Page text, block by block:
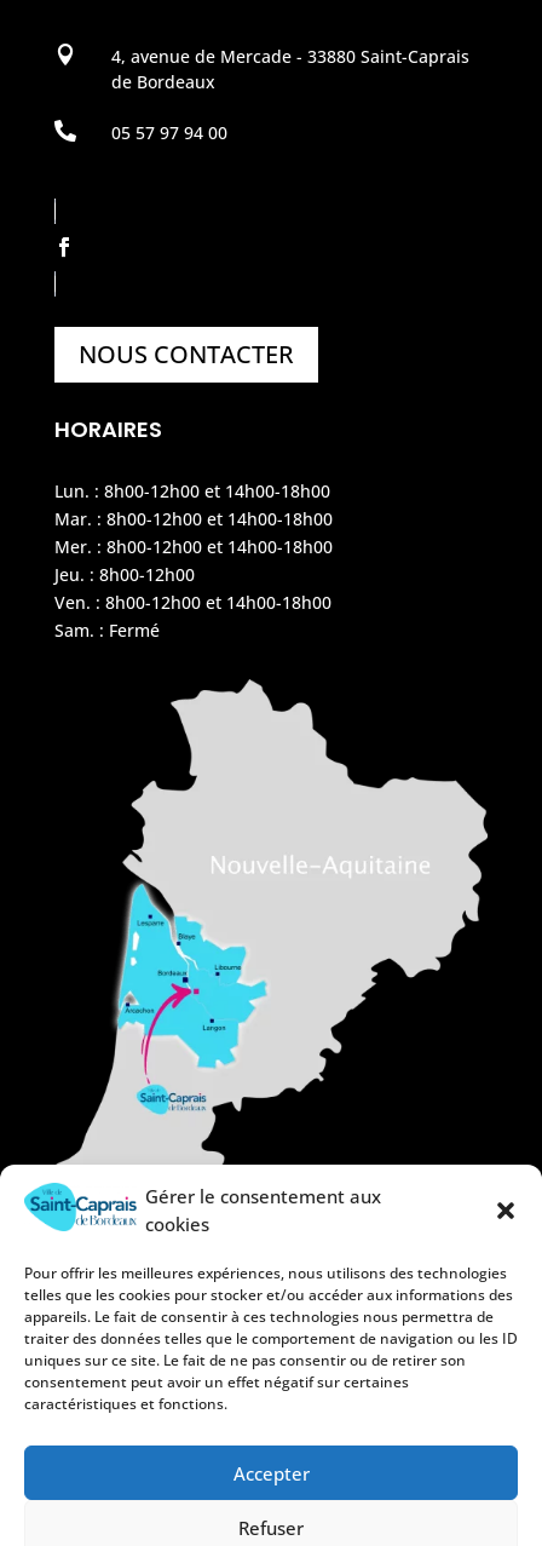
Gérer le consentement aux
cookies
Pour offrir les meilleures expériences, nous utilisons des technologies
telles que les cookies pour stocker et/ou accéder aux informations des
appareils. Le fait de consentir à ces technologies nous permettra de
traiter des données telles que le comportement de navigation ou les ID
uniques sur ce site. Le fait de ne pas consentir ou de retirer son
consentement peut avoir un effet négatif sur certaines
caractéristiques et fonctions.
Accepter
Refuser

4, avenue de Mercade - 33880 Saint-Caprais
de Bordeaux
 05 57 97 94 00
NOUS CONTACTER
HORAIRES
Lun. : 8h00-12h00 et 14h00-18h00
Mar. : 8h00-12h00 et 14h00-18h00
Mer. : 8h00-12h00 et 14h00-18h00
Jeu. : 8h00-12h00
Ven. : 8h00-12h00 et 14h00-18h00
Sam. : Fermé